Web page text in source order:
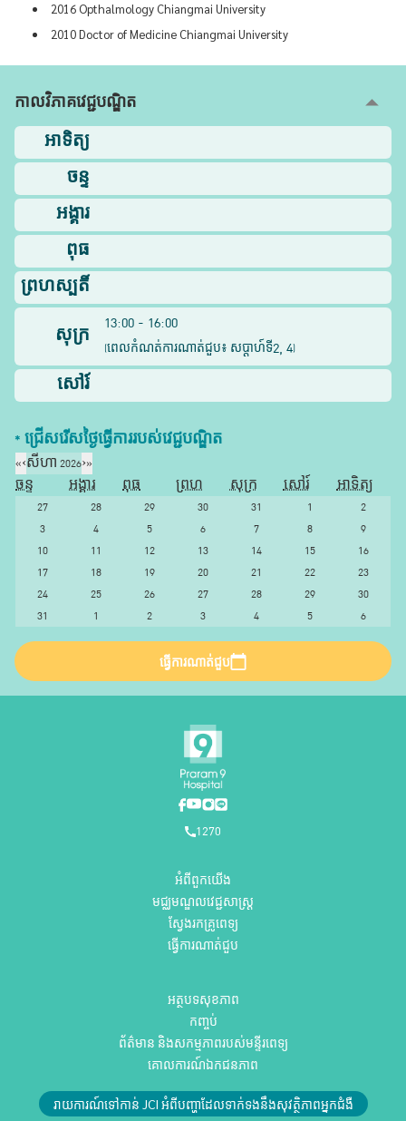
2016 Opthalmology Chiangmai University
2010 Doctor of Medicine Chiangmai University
កាលវិភាគវេជ្ជបណ្ឌិត
អាទិត្យ
ចន្ទ
អង្គារ
ពុធ
ព្រហស្បតិ៍
សុក្រ
13:00 - 16:00
(ពេលកំណត់ការណាត់ជួប៖ សប្តាហ៍ទី2, 4)
សៅរ៍
* ជ្រើសរើស​ថ្ងៃ​ធ្វើការ​របស់​វេជ្ជបណ្ឌិត​
«‹សីហា 2026›»
ចន្ទ
អង្គារ ពុធ ព្រហ សុក្រ សៅរ៍
អាទិត្យ
27
28 29 30 31 1
2
3
4 5 6 7 8
9
10
11 12 13 14 15
16
17
18 19 20 21 22
23
24
25 26 27 28 29
30
31
1 2 3 4 5 6
ធ្វើការណាត់ជួប
1270
អំពីពួកយើង
មជ្ឈមណ្ឌលវេជ្ជសាស្ត្រ
ស្វែងរកគ្រូពេទ្យ
ធ្វើការណាត់ជួប
អត្ថបទសុខភាព
កញ្ចប់
ព័ត៌មាន និងសកម្មភាពរបស់មន្ទីរពេទ្យ
គោលការណ៍ឯកជនភាព
រាយការណ៍ទៅកាន់ JCI អំពីបញ្ហាដែលទាក់ទងនឹងសុវត្ថិភាពអ្នកជំងឺ